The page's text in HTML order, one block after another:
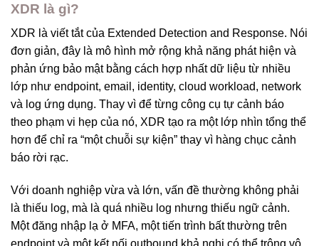
XDR là gì?
XDR là viết tắt của Extended Detection and Response. Nói
đơn giản, đây là mô hình mở rộng khả năng phát hiện và
phản ứng bảo mật bằng cách hợp nhất dữ liệu từ nhiều
lớp như endpoint, email, identity, cloud workload, network
và log ứng dụng. Thay vì để từng công cụ tự cảnh báo
theo phạm vi hẹp của nó, XDR tạo ra một lớp nhìn tổng thể
hơn để chỉ ra “một chuỗi sự kiện” thay vì hàng chục cảnh
báo rời rạc.
Với doanh nghiệp vừa và lớn, vấn đề thường không phải
là thiếu log, mà là quá nhiều log nhưng thiếu ngữ cảnh.
Một đăng nhập lạ ở MFA, một tiến trình bất thường trên
endpoint và một kết nối outbound khả nghi có thể trông vô